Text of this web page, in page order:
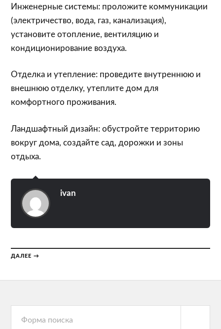
Инженерные системы: проложите коммуникации
(электричество, вода, газ, канализация),
установите отопление, вентиляцию и
кондиционирование воздуха.
Отделка и утепление: проведите внутреннюю и
внешнюю отделку, утеплите дом для
комфортного проживания.
Ландшафтный дизайн: обустройте территорию
вокруг дома, создайте сад, дорожки и зоны
отдыха.
ivan
ДАЛЕЕ →